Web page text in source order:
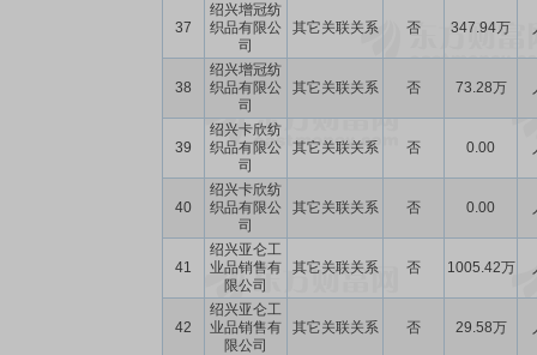
37
绍兴增冠纺
织品有限公
司
其它关联关系 否 347.94万
38
绍兴增冠纺
织品有限公
司
其它关联关系 否 73.28万
39
绍兴卡欣纺
织品有限公
司
其它关联关系 否 0.00
40
绍兴卡欣纺
织品有限公
司
其它关联关系 否 0.00
41
绍兴亚仑工
业品销售有
限公司
其它关联关系 否 1005.42万
42
绍兴亚仑工
业品销售有
限公司
其它关联关系 否 29.58万